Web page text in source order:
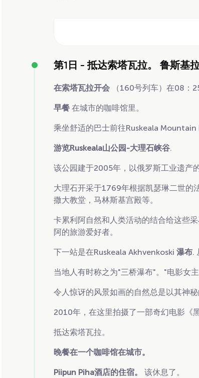
第1日 - 抵达索塔瓦拉。 鲁斯基
在索塔瓦拉开会 （160号列车）在08：
早餐 在城市的咖啡馆里。
乘坐舒适的巴士前往Ruskeala Mountain
游览Ruskeala山公园-大理石峡谷.
该公园建于2005年，以俄罗斯工业遗产
大理石开采于1769年根据凯瑟琳二世的
撒大教堂，马林斯基宫殿等。
卡累利阿自然和人类活动的结合给这些
阿的旅游爱好者。
下一站是在Ruskeala Akhvenkoski 瀑布.
当地人有时称之为"三桥瀑布"。"电影女
令人惊讶的风景如画的自然总是以其神
2010年，在这里拍摄了一部奇幻电影《
抵达索塔瓦拉。
晚餐在一个咖啡馆在城市。
Piipun Piha酒店的住宿。 该休息了。